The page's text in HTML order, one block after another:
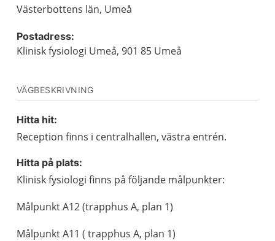
Västerbottens län, Umeå
Postadress:
Klinisk fysiologi Umeå, 901 85 Umeå
VÄGBESKRIVNING
Hitta hit:
Reception finns i centralhallen, västra entrén.
Hitta på plats:
Klinisk fysiologi finns på följande målpunkter:
Målpunkt A12 (trapphus A, plan 1)
Målpunkt A11 ( trapphus A, plan 1)